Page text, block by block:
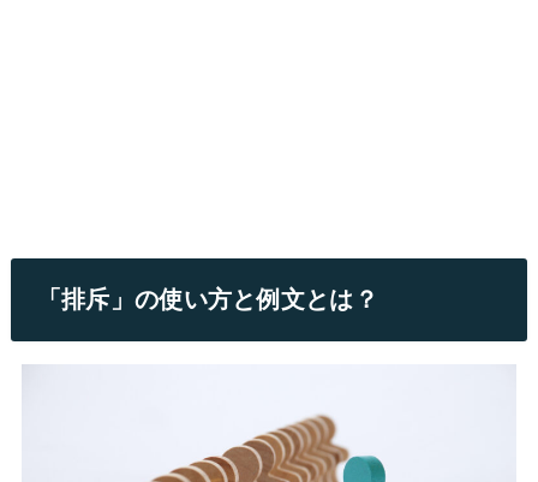
「排斥」の使い方と例文とは？